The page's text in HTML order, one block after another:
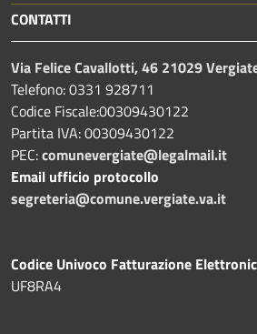
CONTATTI
Via Felice Cavallotti, 46 21029
Telefono: 0331 928711
Codice Fiscale:00309430122
Partita IVA: 00309430122
PEC:comunevergiate@legalmail.it
Email ufficio protocollo
segreteria@comune.vergiate.va.it
Codice Univoco Fatturazione
UF8RA4